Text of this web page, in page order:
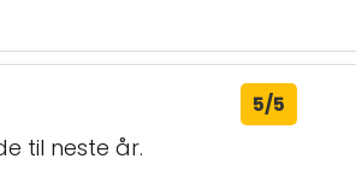
5/5
til neste år.